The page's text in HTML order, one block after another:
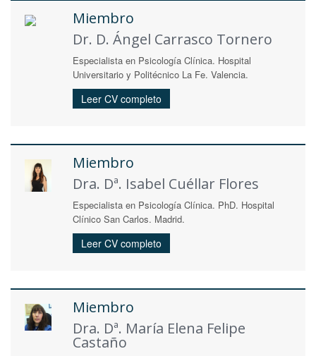
Miembro
Dr. D. Ángel Carrasco Tornero
Especialista en Psicología Clínica. Hospital
Universitario y Politécnico La Fe. Valencia.
Leer CV completo
Miembro
Dra. Dª. Isabel Cuéllar Flores
Especialista en Psicología Clínica. PhD. Hospital
Clínico San Carlos. Madrid.
Leer CV completo
Miembro
Dra. Dª. María Elena Felipe
Castaño